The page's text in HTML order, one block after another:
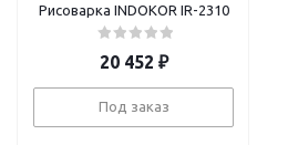
Рисоварка INDOKOR IR-2310
20 452 ₽
Под заказ